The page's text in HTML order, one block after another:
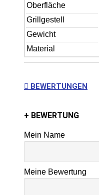
Oberfläche
Grillgestell
Gewicht
Material
BEWERTUNGEN
+ BEWERTUNG
Mein Name
Meine Bewertung